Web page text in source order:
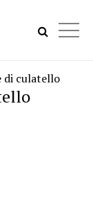
di culatello